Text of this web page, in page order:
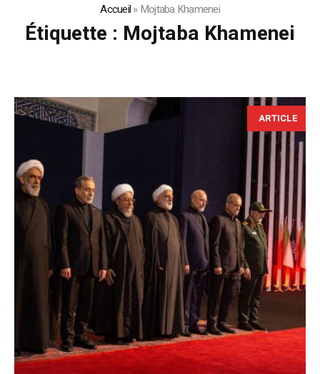
Accueil»Mojtaba Khamenei
Étiquette : Mojtaba Khamenei
ARTICLE